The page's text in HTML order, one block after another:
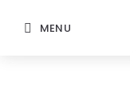
MENU